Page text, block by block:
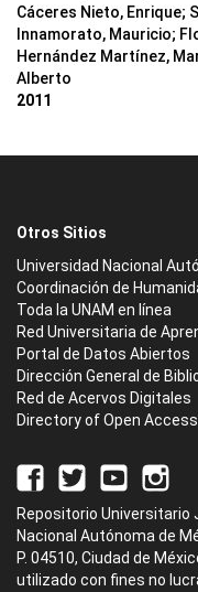
Cáceres Nieto, Enrique;
Innamorato, Mauricio;
Hernández Martínez,
Alberto
2011
Otros Sitios
Universidad Nacional
Coordinación de
Toda la UNAM en línea
Red Universitaria de
Portal de Datos Abiertos
Dirección General de
Red de Acervos Digitales
Directory of Open
Repositorio Universitario
Nacional Autónoma de
P. 04510, Ciudad de
utilizado con fines no